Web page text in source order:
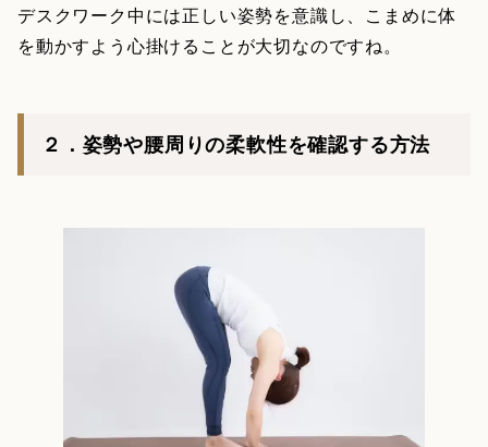
デスクワーク中には正しい姿勢を意識し、こまめに体
を動かすよう心掛けることが大切なのですね。
２．姿勢や腰周りの柔軟性を確認する方法